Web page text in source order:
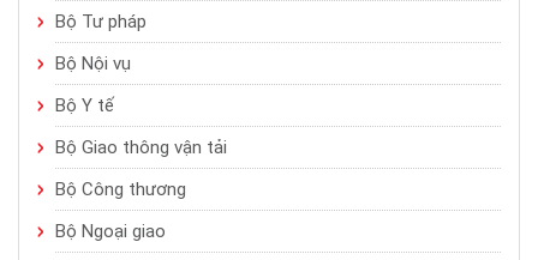
Bộ Tư pháp
Bộ Nội vụ
Bộ Y tế
Bộ Giao thông vận tải
Bộ Công thương
Bộ Ngoại giao